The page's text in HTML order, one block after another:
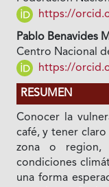
https://
Pablo Benavides
Centro Nacional
https://
RESUMEN
Conocer la
café, y tener
zona o region,
condiciones
una forma